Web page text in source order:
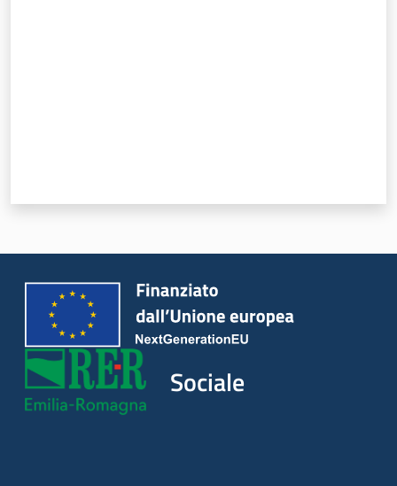
Novità
Servizi
Leggi Atti Bandi
Piani Programmi
Progetti
Sociale